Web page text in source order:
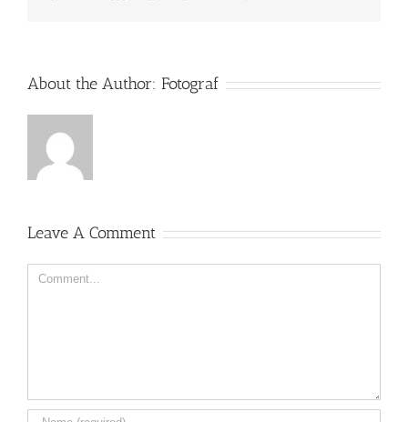
About the Author: Fotograf
Leave A Comment
Comment